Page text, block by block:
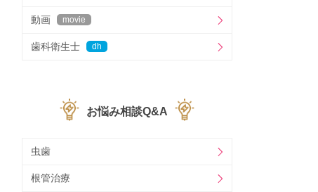
動画 movie
歯科衛生士 dh
お悩み相談Q&A
虫歯
根管治療